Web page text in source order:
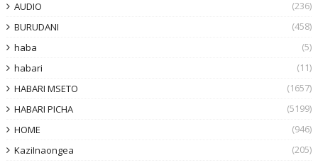
AUDIO
(236)
BURUDANI
(458)
haba
(5)
habari
(11)
HABARI MSETO
(1657)
HABARI PICHA
(5199)
HOME
(946)
KaziInaongea
(205)